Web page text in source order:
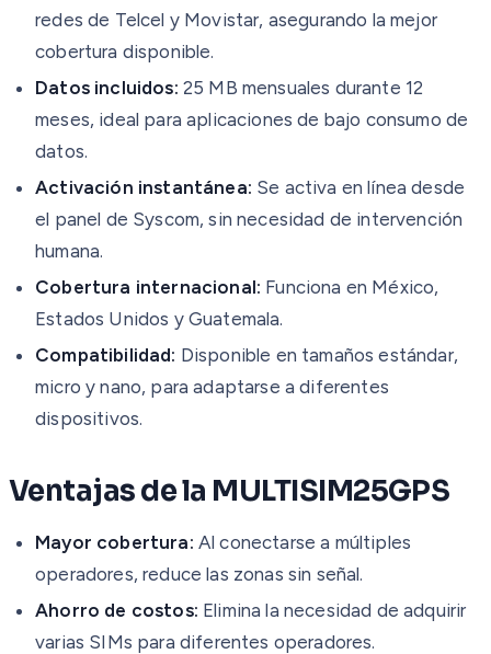
redes de Telcel y Movistar, asegurando la mejor
cobertura disponible.
Datos incluidos: 25 MB mensuales durante 12
meses, ideal para aplicaciones de bajo consumo de
datos.
Activación instantánea: Se activa en línea desde
el panel de Syscom, sin necesidad de intervención
humana.
Cobertura internacional: Funciona en México,
Estados Unidos y Guatemala.
Compatibilidad: Disponible en tamaños estándar,
micro y nano, para adaptarse a diferentes
dispositivos.
Ventajas de la MULTISIM25GPS
Mayor cobertura: Al conectarse a múltiples
operadores, reduce las zonas sin señal.
Ahorro de costos: Elimina la necesidad de adquirir
varias SIMs para diferentes operadores.